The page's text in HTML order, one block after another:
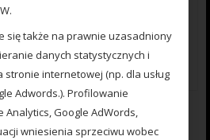
mail i witrynę w przeglądarce aby
kolejnych komentarzy.
się także na prawnie uzasadniony
danych statystycznych i
internetowej (np. dla usług
Adwords.). Profilowanie
Analytics, Google AdWords,
wniesienia sprzeciwu wobec